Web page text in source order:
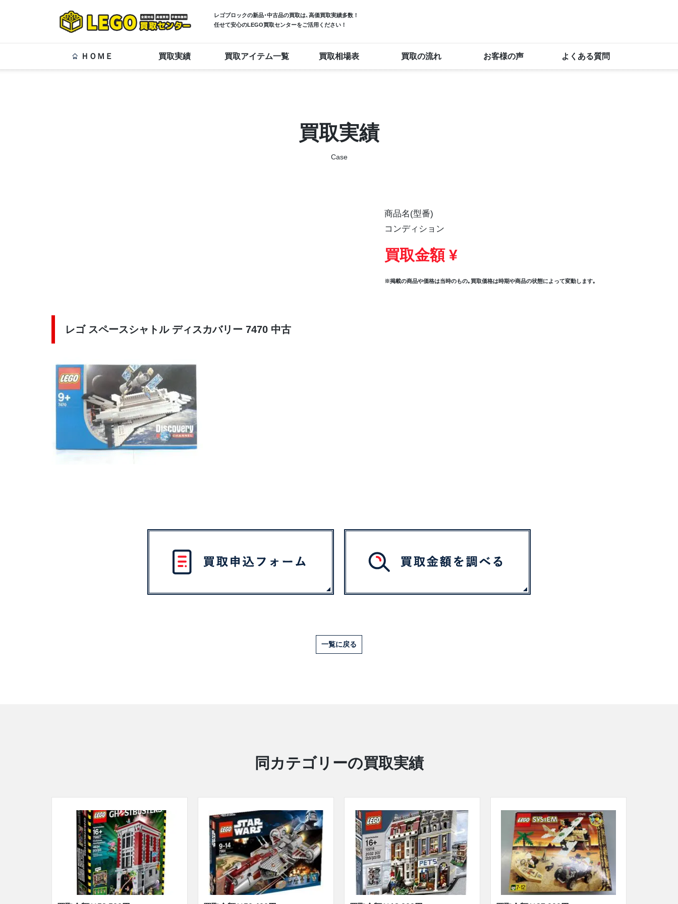
レゴブロックの新品･中古品の買取は､高価買取実績多数！
任せて安心のLEGO買取センターをご活用ください！
ＨＯＭＥ 買取実績 買取アイテム一覧 買取相場表 買取の流れ お客様の声 よくある質問
買取実績
Case
商品名(型番)
コンディション
買取金額 ¥
※掲載の商品や価格は当時のもの｡買取価格は時期や商品の状態によって変動します｡
レゴ スペースシャトル ディスカバリー 7470 中古
一覧に戻る
同カテゴリーの買取実績